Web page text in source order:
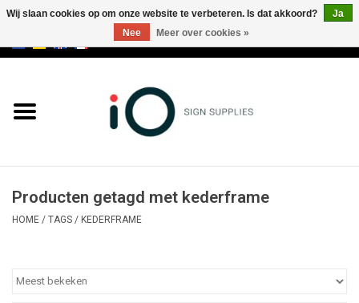
Merken
Producten getagd met kederframe
HOME / TAGS / KEDERFRAME
Wij slaan cookies op om onze website te verbeteren. Is dat akkoord?
Ja
Nee
Meer over cookies »